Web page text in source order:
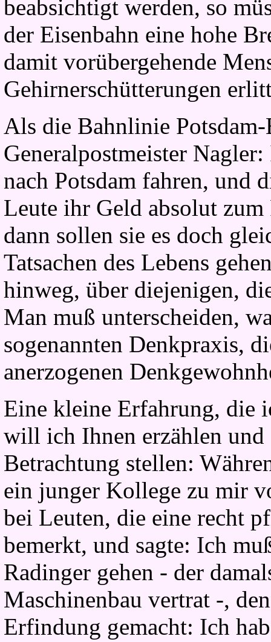
beabsichtigt werden, so
der Eisenbahn eine hohe
damit vorübergehende
Gehirnerschütterungen
Als die Bahnlinie
Generalpostmeister
nach Potsdam fahren, und
Leute ihr Geld absolut
dann sollen sie es doch
Tatsachen des Lebens
hinweg, über diejenigen,
Man muß unterscheiden,
sogenannten Denkpraxis,
anerzogenen
Eine kleine Erfahrung, die
will ich Ihnen erzählen und
Betrachtung stellen:
ein junger Kollege zu mir
bei Leuten, die eine recht
bemerkt, und sagte: Ich
Radinger gehen - der
Maschinenbau vertrat -,
Erfindung gemacht: Ich